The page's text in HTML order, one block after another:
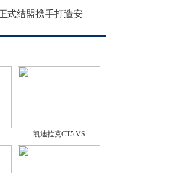
式结盟携手打造安
凯迪拉克CT5 VS